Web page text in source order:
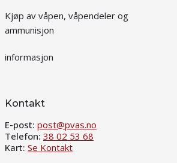
Kjøp av våpen, våpendeler og
ammunisjon
informasjon
Kontakt
E-post: post@pvas.no
Telefon: 38 02 53 68
Kart: Se Kontakt